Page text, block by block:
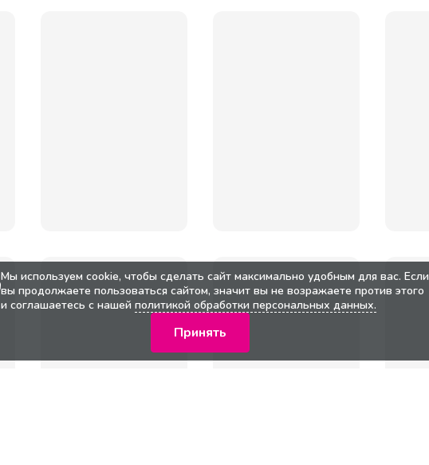
Мы используем cookie, чтобы сделать сайт максимально удобным для вас. Если
вы продолжаете пользоваться сайтом, значит вы не возражаете против этого
и соглашаетесь с нашей политикой обработки персональных данных.
Принять